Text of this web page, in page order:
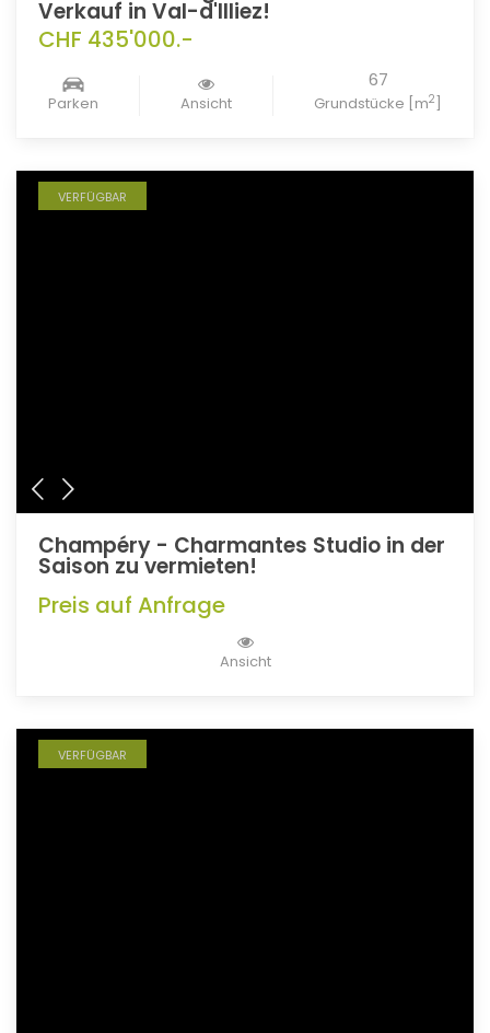
Verkauf in Val-d'Illiez!
CHF 435'000.-
Parken Ansicht
67
Grundstücke [m2]
VERFÜGBAR
Champéry - Charmantes Studio in der
Saison zu vermieten!
Preis auf Anfrage
Ansicht
VERFÜGBAR